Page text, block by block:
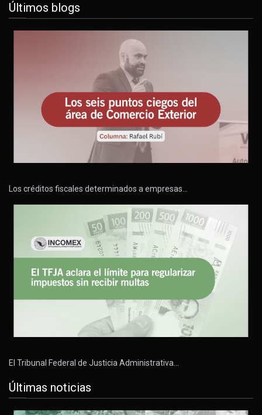
Últimos blogs
Los créditos fiscales determinados a empresas…
El Tribunal Federal de Justicia Administrativa…
Últimas noticias